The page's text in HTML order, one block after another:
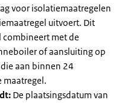
voor isolatiemaatregelen
uitvoert. Dit
combineert met de
of aansluiting op
aan binnen 24
maatregel.
De plaatsingsdatum van